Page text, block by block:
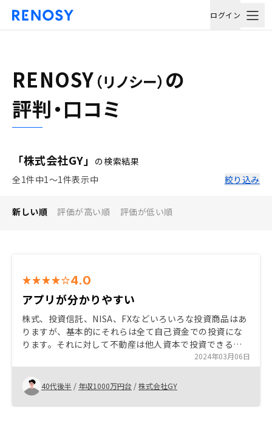
ログイン
RENOSY （リノシー） の
評判・口コミ
「株式会社GY」 の検索結果
全1件中1〜1件表示中
絞り込み
新しい順 評価が高い順 評価が低い順
4.0
アプリが分かりやすい
株式、投資信託、NISA、FXなどいろいろな投資商品はあ
りますが、基本的にそれらは全て自己資金での投資にな
ります。それに対して不動産は他人資本で投資できるの
が最大のメリット。最終的には営業担当の熱い説明、ア
プリでの手軽な管理が決めてです。
2024年03月06日
40代後半 / 年収1000万円台 /株式会社GY